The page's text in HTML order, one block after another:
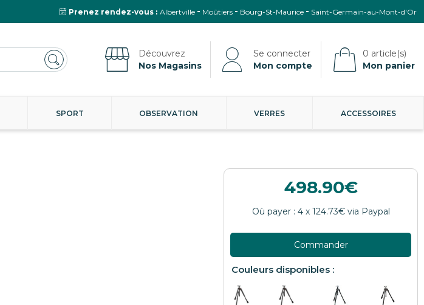
Prenez rendez-vous : Albertville Moûtiers Bourg-St-Maurice Saint-Germain-au-Mont-d'Or
Nos Magasins Mon compte Mon panier
SPORT OBSERVATION VERRES ACCESSOIRES
498.90
Commander